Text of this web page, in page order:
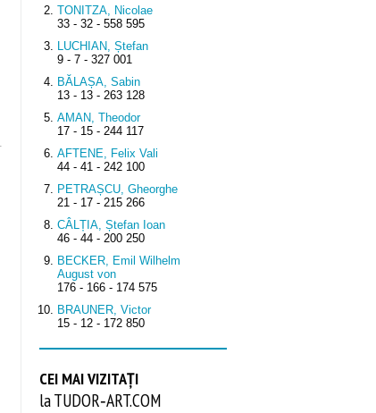
TONITZA, Nicolae
33 - 32 - 558 595
LUCHIAN, Ștefan
9 - 7 - 327 001
BĂLAȘA, Sabin
13 - 13 - 263 128
AMAN, Theodor
17 - 15 - 244 117
AFTENE, Felix Vali
44 - 41 - 242 100
PETRAȘCU, Gheorghe
21 - 17 - 215 266
CÂLȚIA, Ștefan Ioan
46 - 44 - 200 250
BECKER, Emil Wilhelm
August von
176 - 166 - 174 575
BRAUNER, Victor
15 - 12 - 172 850
CEI MAI VIZITAȚI
la TUDOR‑ART.COM